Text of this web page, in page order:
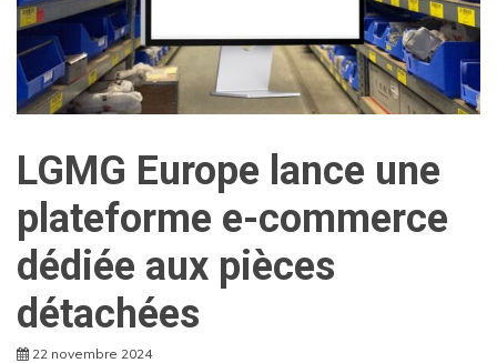
LGMG Europe lance une
plateforme e-commerce
dédiée aux pièces
détachées
22 novembre 2024